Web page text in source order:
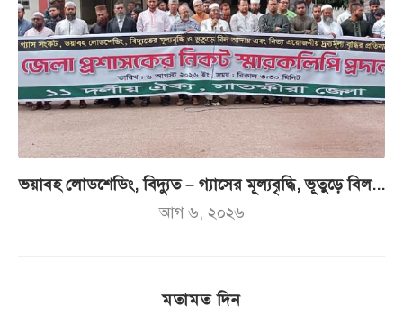
ভয়াবহ লোডশেডিং, বিদ্যুত – গ্যাসের মূল্যবৃদ্ধি, ভূতুড়ে বিল...
আগ ৬, ২০২৬
মতামত দিন